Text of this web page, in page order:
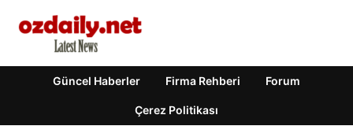
Güncel Haberler Firma Rehberi Forum
Çerez Politikası